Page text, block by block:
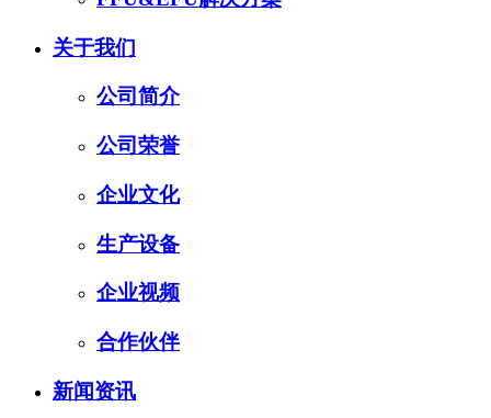
关于我们
公司简介
公司荣誉
企业文化
生产设备
企业视频
合作伙伴
新闻资讯